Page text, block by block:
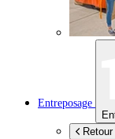
Entreposage